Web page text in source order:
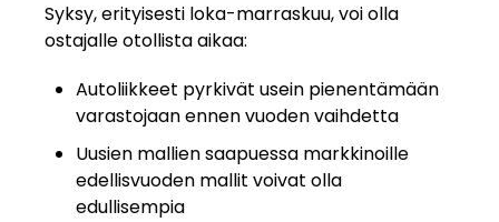
Syksy, erityisesti loka-marraskuu, voi olla
ostajalle otollista aikaa:
Autoliikkeet pyrkivät usein pienentämään
varastojaan ennen vuoden vaihdetta
Uusien mallien saapuessa markkinoille
edellisvuoden mallit voivat olla
edullisempia